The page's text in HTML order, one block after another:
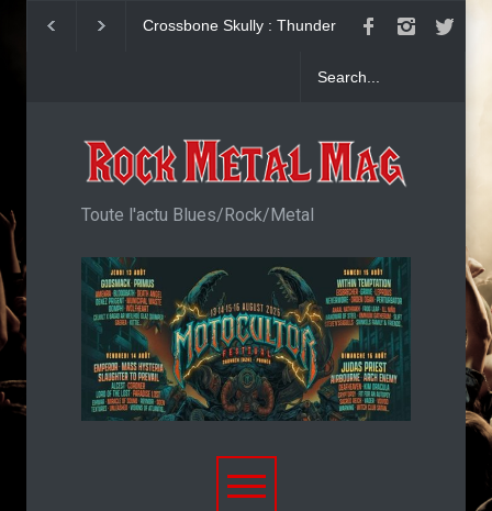
Dead Poet Society : clip de
John Diva & The
Love : Single
Toute l'actu Blues/Rock/Metal